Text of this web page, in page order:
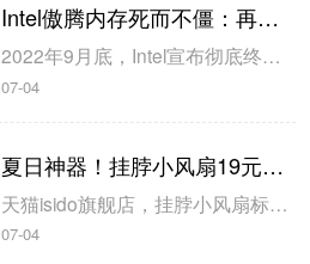
Intel傲腾内存死而不僵：再活3个月
2022年9月底，Intel宣布彻底终结Optane傲腾业务，包括SSD固态硬盘、PMem持久内存两大产品线，但是现在，傲腾内存还要再挣扎一下。Intel原计划在今年9月30日之后停止出货傲腾持久内存100系列，但是现在，Intel将截止期限延长到了12月29日，多供货3个月。同时，Intel建议客...
07-04
夏日神器！挂脖小风扇19元狂促（90元大额券）
天猫isido旗舰店，挂脖小风扇标价109元，今日可以领取90元优惠券，到手价为19元。大容量电池，续航持久，Type-C接口，充电无忧、携带方便，涡轮叶片。前后独立风道，三挡风力，感受健康柔和风。产品名称：旋翼挂脖风扇接口类型：Type-C产品功率：约5W使用时间：6.5小时-24小时电池容量：2...
07-04